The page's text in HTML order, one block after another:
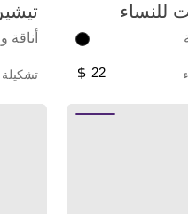
للنساء
22
أناقة
تشكيلة